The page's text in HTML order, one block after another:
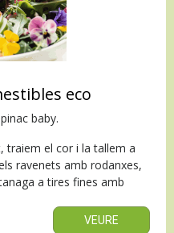
eco
baby.
traiem el cor i la tallem a
ravenets amb rodanxes,
a tires fines amb
VEURE